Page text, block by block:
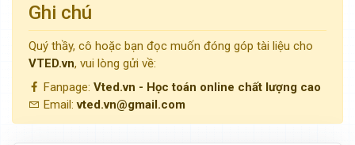
Ghi chú
Quý thầy, cô hoặc bạn đọc muốn đóng góp tài liệu cho
VTED.vn, vui lòng gửi về:
Fanpage: Vted.vn - Học toán online chất lượng cao
Email:vted.vn@gmail.com